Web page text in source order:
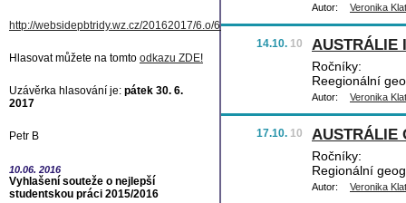
http://websidepbtridy.wz.cz/20162017/6.o/6.o.htm
Hlasovat můžete na tomto odkazu ZDE!
Uzávěrka hlasování je: pátek 30. 6.
2017
Petr B
10.06. 2016
Vyhlašení souteže o nejlepší
studentskou práci 2015/2016
Autor: Veronika
14.10. 10 AUSTRÁLIE
Ročníky:
Reegionální
Autor: Veronika
17.10. 10 AUSTRÁLIE
Ročníky:
Regionální
Autor: Veronika